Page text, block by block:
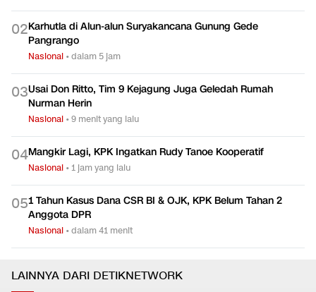
02Karhutla di Alun-alun Suryakancana Gunung Gede
Pangrango
Nasional •dalam 5 jam
03Usai Don Ritto, Tim 9 Kejagung Juga Geledah Rumah
Nurman Herin
Nasional •9 menit yang lalu
04Mangkir Lagi, KPK Ingatkan Rudy Tanoe Kooperatif
Nasional •1 jam yang lalu
051 Tahun Kasus Dana CSR BI & OJK, KPK Belum Tahan 2
Anggota DPR
Nasional •dalam 41 menit
LAINNYA DARI DETIKNETWORK